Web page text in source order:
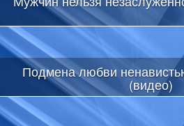
Подмена любви
(видео)